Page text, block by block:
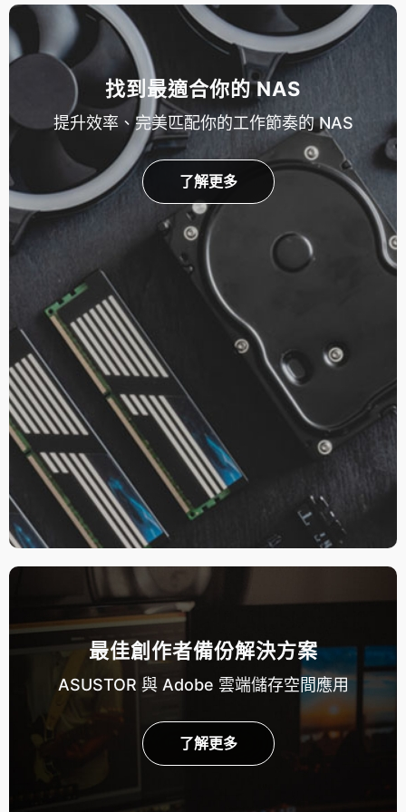
找到最適合你的 NAS
提升效率、完美匹配你的工作節奏的 NAS
了解更多
最佳創作者備份解決方案
ASUSTOR 與 Adobe 雲端儲存空間應用
了解更多